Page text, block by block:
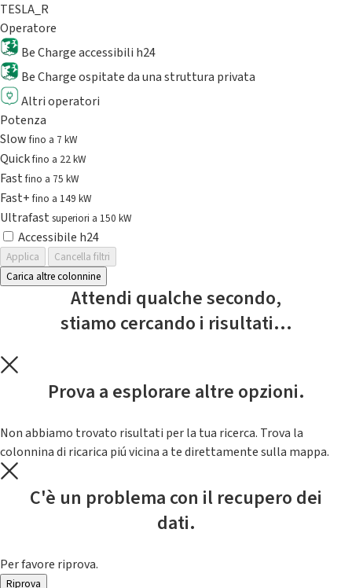
TESLA_R
Operatore
Be Charge accessibili h24
Be Charge ospitate da una struttura privata
Altri operatori
Potenza
Slowfino a 7 kW
Quickfino a 22 kW
Fastfino a 75 kW
Fast+fino a 149 kW
Ultrafast superiori a 150 kW
Accessibile h24
Applica
Cancella filtri
Carica altre colonnine
Attendi qualche secondo,
stiamo cercando i risultati...
Prova a esplorare altre opzioni.
Non abbiamo trovato risultati per la tua ricerca. Trova la
colonnina di ricarica piú vicina a te direttamente sulla mappa.
C'è un problema con il recupero dei
dati.
Per favore riprova.
Riprova